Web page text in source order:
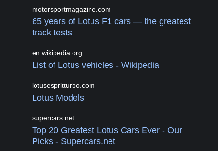
motorsportmagazine.com
65 years of Lotus F1 cars — the greatest
track tests
en.wikipedia.org
List of Lotus vehicles - Wikipedia
lotusespritturbo.com
Lotus Models
supercars.net
Top 20 Greatest Lotus Cars Ever - Our
Picks - Supercars.net